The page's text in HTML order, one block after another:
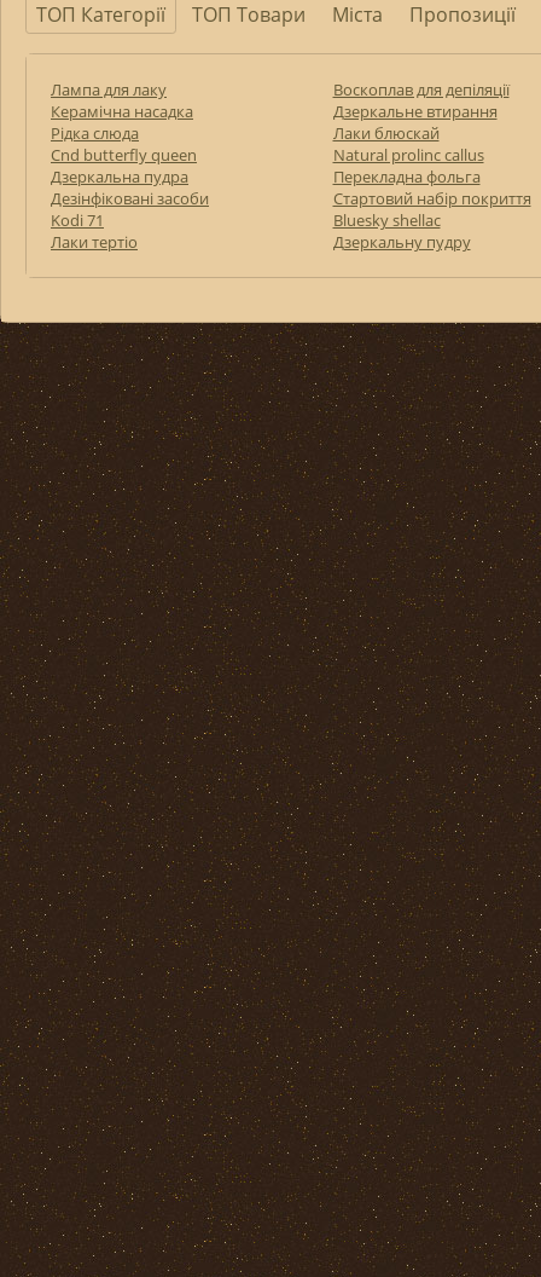
ТОП Категорії ТОП Товари Міста Пропозиції
Лампа для лаку
Керамічна насадка
Рідка слюда
Cnd butterfly queen
Дзеркальна пудра
Дезінфіковані засоби
Kodi 71
Лаки тертіо
Воскоплав для депіляції
Дзеркальне втирання
Лаки блюскай
Natural prolinc callus
Перекладна фольга
Стартовий набір покриття
Bluesky shellac
Дзеркальну пудру